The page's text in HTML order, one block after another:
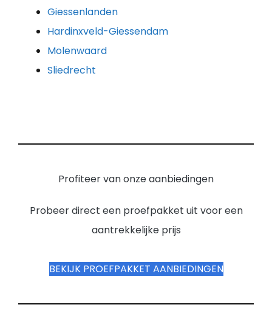
Giessenlanden
Hardinxveld-Giessendam
Molenwaard
Sliedrecht
Profiteer van onze aanbiedingen
Probeer direct een proefpakket uit voor een
aantrekkelijke prijs
BEKIJK PROEFPAKKET AANBIEDINGEN